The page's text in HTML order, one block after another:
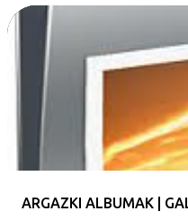
ARGAZKI ALBUMAK |